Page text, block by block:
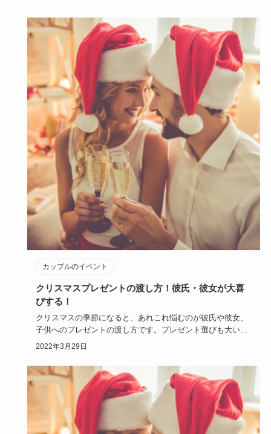
カップルのイベント
クリスマスプレゼントの渡し方！彼氏・彼女が大喜
びする！
クリスマスの季節になると、あれこれ悩むのが彼氏や彼女、
子供へのプレゼントの渡し方です。プレゼント選びも大いに
悩みますが、や…
2022年3月29日